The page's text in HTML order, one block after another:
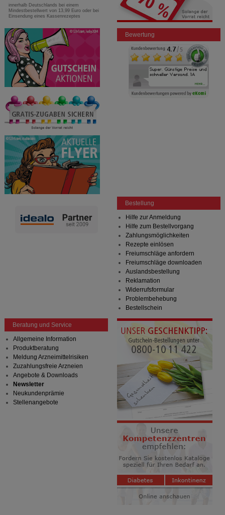
innerhalb Deutschlands bei einem
Mindestbestellwert von 13,99 Euro oder bei
Einsendung eines Kassenrezeptes
Bewertung
Bestellung
Hilfe zur Anmeldung
Hilfe zum Bestellvorgang
Zahlungsmöglichkeiten
Rezepte einlösen
Freiumschläge anfordern
Freiumschläge downloaden
Auslandsbestellung
Reklamation
Widerrufsformular
Problembehebung
Bestellschein
Beratung und Service
Allgemeine Information
Produktberatung
Meldung Arzneimittelrisiken
Zuzahlungsfreie Arzneien
Angebote & Downloads
Newsletter
Neukundenprämie
Stellenangebote